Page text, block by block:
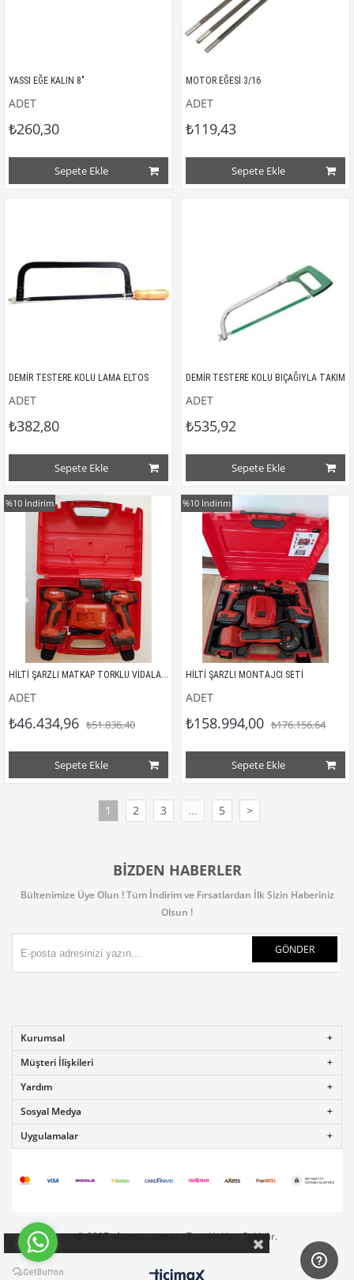
YASSI EĞE KALIN 8"
ADET
₺260,30
Sepete Ekle
MOTOR EĞESİ 3/16
ADET
₺119,43
Sepete Ekle
DEMİR TESTERE KOLU LAMA ELTOS
ADET
₺382,80
Sepete Ekle
DEMİR TESTERE KOLU BIÇAĞIYLA TAKIM
ADET
₺535,92
Sepete Ekle
HİLTİ ŞARZLI MATKAP TORKLU VİDALAMA
ADET
₺46.434,96 ₺51.836,40
Sepete Ekle
%10 İndirim
HİLTİ ŞARZLI MONTAJCI SETİ
ADET
₺158.994,00 ₺176.156,64
Sepete Ekle
%10 İndirim
1 2 3 ... 5 >
BIZDEN HABERLER
Bültenimize Üye Olun ! Tüm İndirim ve Fırsatlardan İlk Sizin Haberiniz
Olsun !
GÖNDER
Kurumsal
Müşteri İlişkileri
Yardım
Sosyal Medya
Uygulamalar
© 2007aksmar.com.tr- Tüm Hakları Saklıdır.